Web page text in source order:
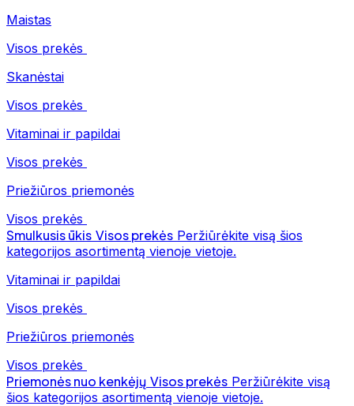
Maistas
Visos prekės
Skanėstai
Visos prekės
Vitaminai ir papildai
Visos prekės
Priežiūros priemonės
Visos prekės
Smulkusis ūkis Visos prekės Peržiūrėkite visą šios
kategorijos asortimentą vienoje vietoje.
Vitaminai ir papildai
Visos prekės
Priežiūros priemonės
Visos prekės
Priemonės nuo kenkėjų Visos prekės Peržiūrėkite visą
šios kategorijos asortimentą vienoje vietoje.